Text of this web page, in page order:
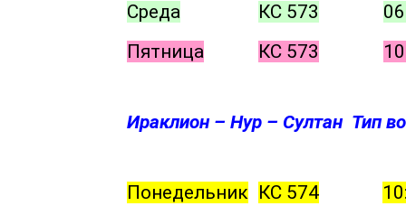
Среда
КС 573
Пятница
КС 573
Ираклион – Нур – Султан Тип
Понедельник КС 574